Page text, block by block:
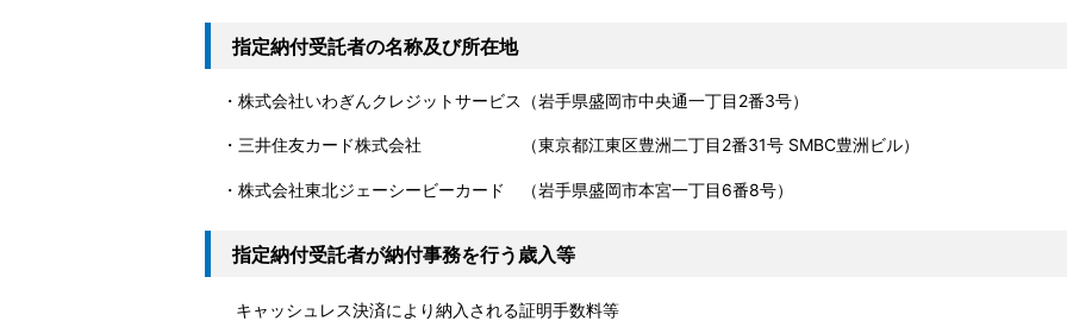
指定納付受託者の名称及び所在地
・株式会社いわぎんクレジットサービス（岩手県盛岡市中央通一丁目2番3号）
・三井住友カード株式会社 （東京都江東区豊洲二丁目2番31号 SMBC豊洲ビル）
・株式会社東北ジェーシービーカード （岩手県盛岡市本宮一丁目6番8号）
指定納付受託者が納付事務を行う歳入等
キャッシュレス決済により納入される証明手数料等